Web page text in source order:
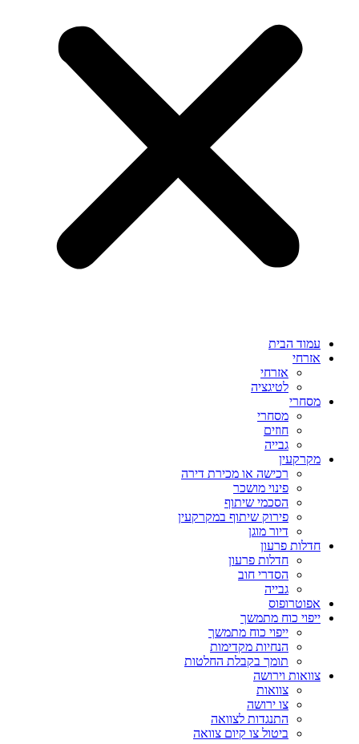
עמוד הבית
אזרחי
אזרחי
לטיגציה
מסחרי
מסחרי
חוזים
גבייה
מקרקעין
רכישה או מכירת דירה
פינוי מושכר
הסכמי שיתוף
פירוק שיתוף במקרקעין
דיור מוגן
חדלות פרעון
חדלות פרעון
הסדרי חוב
גבייה
אפוטרופוס
ייפוי כוח מתמשך
ייפוי כוח מתמשך
הנחיות מקדימות
תומך בקבלת החלטות
צוואות וירושה
צוואות
צו ירושה
התנגדות לצוואה
ביטול צו קיום צוואה